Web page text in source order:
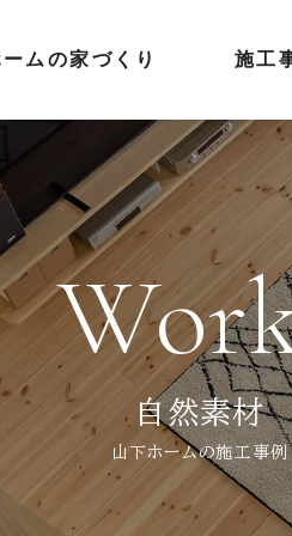
ムの家づくり 施工
自然素材
山下ホームの施工事例